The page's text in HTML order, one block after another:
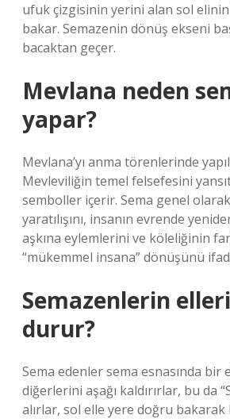
ufuk çizgisinin yerini alan sol
bakar. Semazenin dönüş ekseni
bacaktan geçer.
Mevlana neden
yapar?
Mevlana’yı anma törenlerinde
Mevleviliğin temel felsefesini
semboller içerir. Sema genel
yaratılışını, insanın evrende
aşkına eylemlerini ve köleliğinin
“mükemmel insana” dönüşünü
Semazenlerin
durur?
Sema edenler sema esnasında bir
diğerlerini aşağı kaldırırlar, bu da
alırlar, sol elle yere doğru